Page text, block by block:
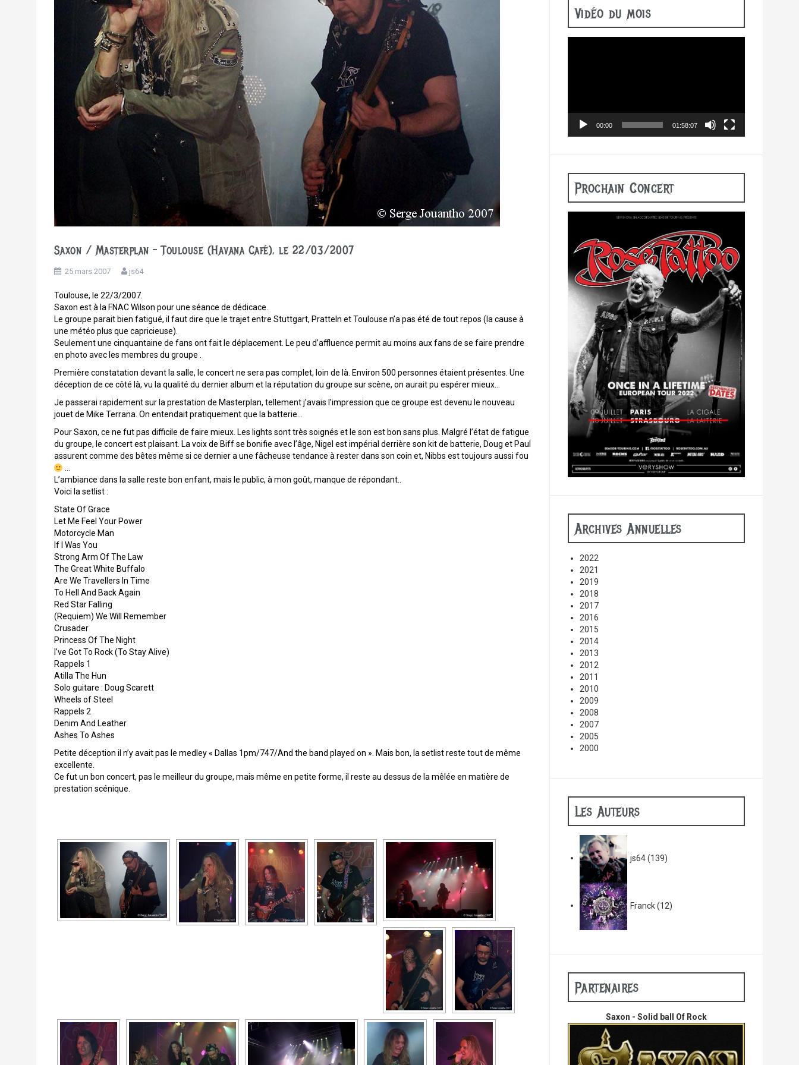
Saxon / Masterplan – Toulouse (Havana Café), le 22/03/2007
25 mars 2007 js64
Toulouse, le 22/3/2007.
Saxon est à la FNAC Wilson pour une séance de dédicace.
Le groupe parait bien fatigué, il faut dire que le trajet entre Stuttgart, Pratteln et Toulouse n’a pas été de tout repos (la cause à
une météo plus que capricieuse).
Seulement une cinquantaine de fans ont fait le déplacement. Le peu d’affluence permit au moins aux fans de se faire prendre
en photo avec les membres du groupe .
Première constatation devant la salle, le concert ne sera pas complet, loin de là. Environ 500 personnes étaient présentes. Une
déception de ce côté là, vu la qualité du dernier album et la réputation du groupe sur scène, on aurait pu espérer mieux…
Je passerai rapidement sur la prestation de Masterplan, tellement j’avais l’impression que ce groupe est devenu le nouveau
jouet de Mike Terrana. On entendait pratiquement que la batterie…
Pour Saxon, ce ne fut pas difficile de faire mieux. Les lights sont très soignés et le son est bon sans plus. Malgré l’état de fatigue
du groupe, le concert est plaisant. La voix de Biff se bonifie avec l’âge, Nigel est impérial derrière son kit de batterie, Doug et Paul
assurent comme des bêtes même si ce dernier a une fâcheuse tendance à rester dans son coin et, Nibbs est toujours aussi fou
L’ambiance dans la salle reste bon enfant, mais le public, à mon goût, manque de répondant..
Voici la setlist :
State Of Grace
Let Me Feel Your Power
Motorcycle Man
If I Was You
Strong Arm Of The Law
The Great White Buffalo
Are We Travellers In Time
To Hell And Back Again
Red Star Falling
(Requiem) We Will Remember
Crusader
Princess Of The Night
I’ve Got To Rock (To Stay Alive)
Rappels 1
Atilla The Hun
Solo guitare : Doug Scarett
Wheels of Steel
Rappels 2
Denim And Leather
Ashes To Ashes
Petite déception il n’y avait pas le medley « Dallas 1pm/747/And the band played on ». Mais bon, la setlist reste tout de même
excellente.
Ce fut un bon concert, pas le meilleur du groupe, mais même en petite forme, il reste au dessus de la mêlée en matière de
prestation scénique.
Vidéo du mois
00:00 01:58:07
Prochain Concert
Archives Annuelles
2022
2021
2019
2018
2017
2016
2015
2014
2013
2012
2011
2010
2009
2008
2007
2005
2000
Les Auteurs
js64(139)
Franck(12)
Partenaires
Saxon - Solid ball Of Rock